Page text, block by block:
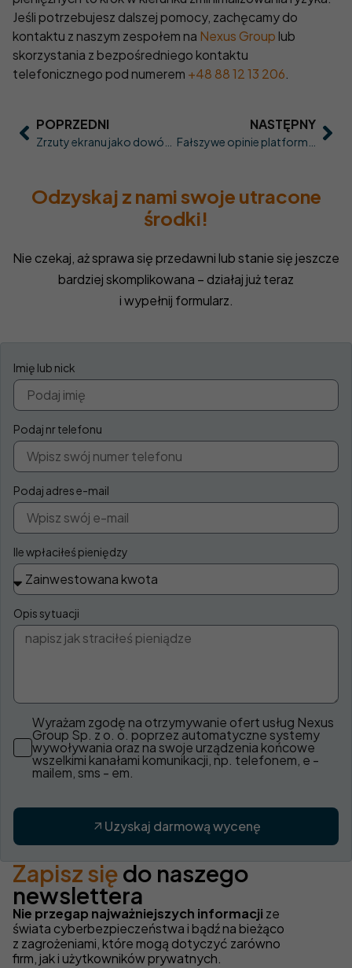
Jeśli potrzebujesz dalszej pomocy, zachęcamy do
kontaktu z naszym zespołem na Nexus Group lub
skorzystania z bezpośredniego kontaktu
telefonicznego pod numerem +48 88 12 13 206.
POPRZEDNI NASTĘPNY
Odzyskaj z nami swoje utracone
środki!
Nie czekaj, aż sprawa się przedawni lub stanie się jeszcze
bardziej skomplikowana – działaj już teraz
i wypełnij formularz.
Imię lub nick
Podaj nr telefonu
Podaj adres e-mail
Ile wpłaciłeś pieniędzy
Opis sytuacji
Wyrażam zgodę na otrzymywanie ofert usług Nexus
Group Sp. z o. o. poprzez automatyczne systemy
wywoływania oraz na swoje urządzenia końcowe
wszelkimi kanałami komunikacji, np. telefonem, e -
mailem, sms - em.
Uzyskaj darmową wycenę
Zapisz siędo naszego
newslettera
Nie przegap najważniejszych informacji ze
świata cyberbezpieczeństwa i bądź na bieżąco
z zagrożeniami, które mogą dotyczyć zarówno
firm, jak i użytkowników prywatnych.